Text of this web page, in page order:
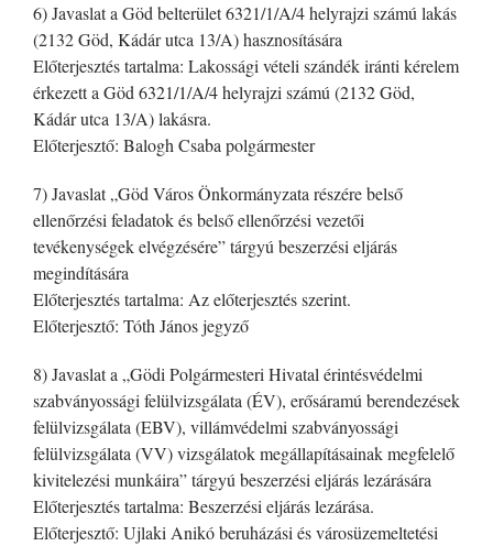
6) Javaslat a Göd belterület 6321/1/A/4 helyrajzi számú lakás
(2132 Göd, Kádár utca 13/A) hasznosítására
Előterjesztés tartalma: Lakossági vételi szándék iránti kérelem
érkezett a Göd 6321/1/A/4 helyrajzi számú (2132 Göd,
Kádár utca 13/A) lakásra.
Előterjesztő: Balogh Csaba polgármester
7) Javaslat „Göd Város Önkormányzata részére belső
ellenőrzési feladatok és belső ellenőrzési vezetői
tevékenységek elvégzésére” tárgyú beszerzési eljárás
megindítására
Előterjesztés tartalma: Az előterjesztés szerint.
Előterjesztő: Tóth János jegyző
8) Javaslat a „Gödi Polgármesteri Hivatal érintésvédelmi
szabványossági felülvizsgálata (ÉV), erősáramú berendezések
felülvizsgálata (EBV), villámvédelmi szabványossági
felülvizsgálata (VV) vizsgálatok megállapításainak megfelelő
kivitelezési munkáira” tárgyú beszerzési eljárás lezárására
Előterjesztés tartalma: Beszerzési eljárás lezárása.
Előterjesztő: Ujlaki Anikó beruházási és városüzemeltetési